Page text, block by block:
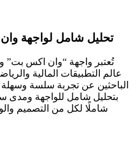
تحليل شامل لواجهة
تُعتبر واجهة “وان اكس بت”
عالم التطبيقات المالية
الباحثين عن تجربة سلسة
بتحليل شامل للواجهة ومدى
شاملًا لكل من التصميم